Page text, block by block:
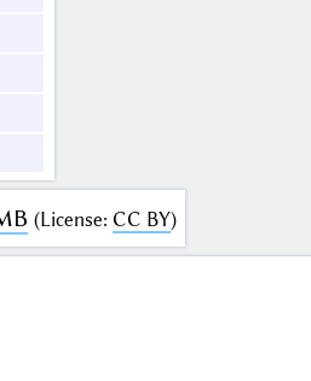
(License: CC BY)